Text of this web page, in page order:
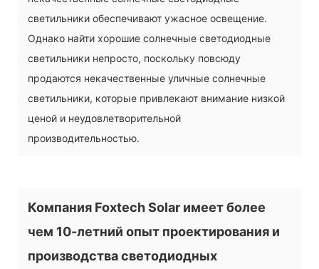
светильники обеспечивают ужасное освещение.
Однако найти хорошие солнечные светодиодные
светильники непросто, поскольку повсюду
продаются некачественные уличные солнечные
светильники, которые привлекают внимание низкой
ценой и неудовлетворительной
производительностью.
Компания Foxtech Solar имеет более
чем 10-летний опыт проектирования и
производства светодиодных